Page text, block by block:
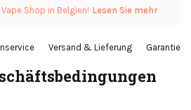
Shop in Belgien! Lesen Sie mehr
Versand & Lieferung Garantie